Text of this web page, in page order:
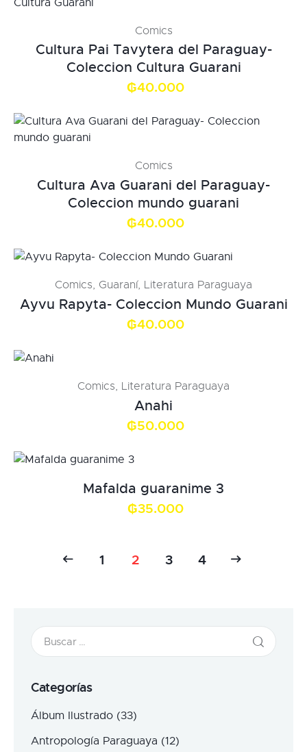
Comics
Cultura Pai Tavytera del Paraguay-
Coleccion Cultura Guarani
₲40.000
Comics
Cultura Ava Guarani del Paraguay-
Coleccion mundo guarani
₲40.000
Comics, Guaraní, Literatura Paraguaya
Ayvu Rapyta- Coleccion Mundo Guarani
₲40.000
Comics, Literatura Paraguaya
Anahi
₲50.000
Mafalda guaranime 3
₲35.000
1 2 3 4
→
Categorías
Álbum Ilustrado (33)
Antropología Paraguaya (12)